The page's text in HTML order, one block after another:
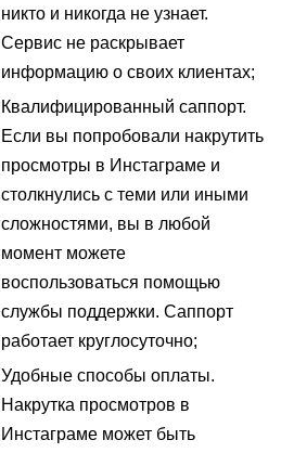
никто и никогда не узнает.
Сервис не раскрывает
информацию о своих клиентах;
Квалифицированный саппорт.
Если вы попробовали накрутить
просмотры в Инстаграме и
столкнулись с теми или иными
сложностями, вы в любой
момент можете
воспользоваться помощью
службы поддержки. Саппорт
работает круглосуточно;
Удобные способы оплаты.
Накрутка просмотров в
Инстаграме может быть